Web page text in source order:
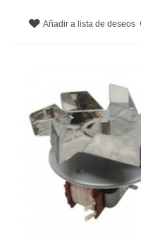
Añadir a lista de deseos